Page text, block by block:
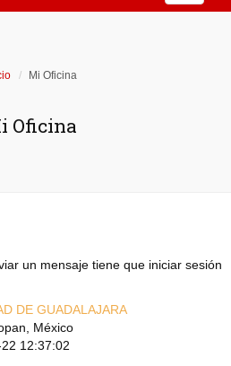
Mi Oficina
Oficina
un mensaje tiene que iniciar sesión
DE GUADALAJARA
México
12:37:02